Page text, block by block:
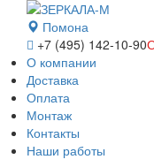
Помона
+7 (495) 142-10-90
О компании
Доставка
Оплата
Монтаж
Контакты
Наши работы